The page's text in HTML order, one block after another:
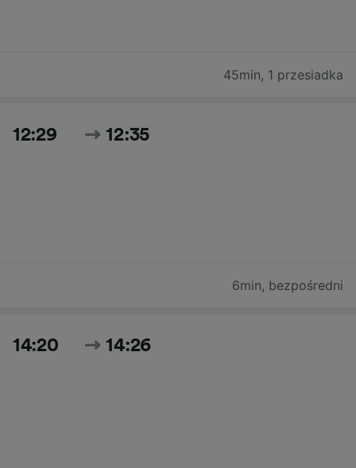
45min, 1 przesiadka
12:29 12:35
6min, bezpośredni
14:20 14:26